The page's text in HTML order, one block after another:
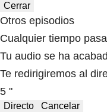
Cerrar
Otros episodios
Cualquier tiempo
Tu audio se ha
Te redirigiremos al
5 "
Directo
Cancelar